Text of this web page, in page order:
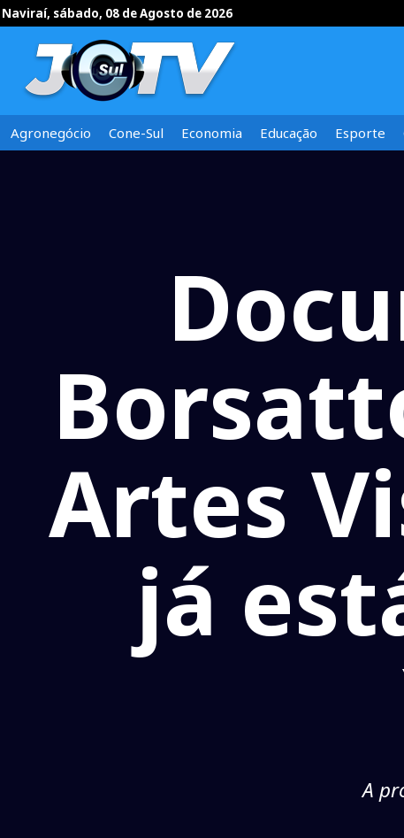
Naviraí, sábado, 08 de Agosto de 2026
Agronegócio Cone-Sul Economia Educação Esporte
Artes
já
A